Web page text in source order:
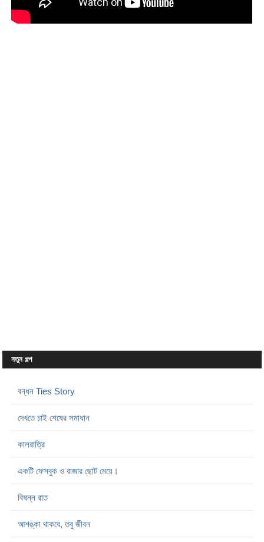
নতুন গল্প
বন্ধন Ties Story
দেখতে চাই শেষের সমাধান
কালরাত্রি
একটি ফেসবুক ও রাজার ছোট মেয়ে।
বিষন্ন রাত
আশঙ্কা থাকবে, তবু জীবন